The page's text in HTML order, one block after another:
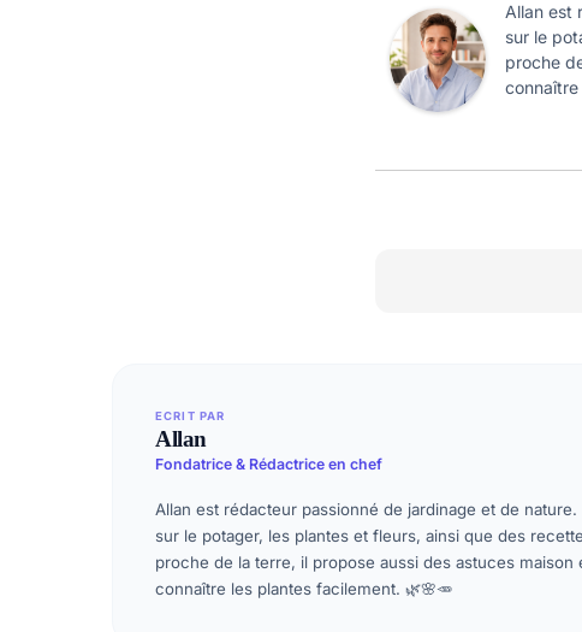
Allan est
sur le
proche
connaître
ECRIT PAR
Allan
Fondatrice & Rédactrice en chef
Allan est rédacteur passionné de jardinage et de
sur le potager, les plantes et fleurs, ainsi que des
proche de la terre, il propose aussi des astuces
connaître les plantes facilement. 🌿🌸🥕